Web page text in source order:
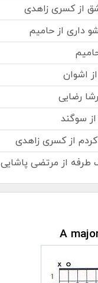
از کسری زاهدی
داری از حامیم
اشوان
رضایی
سوگند
از کسری زاهدی
طرفه از مرتضی پاشایی
A